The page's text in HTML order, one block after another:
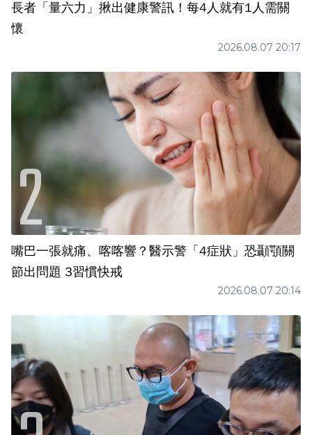
長者「量六力」揪出健康警訊！每4人就有1人需關
懷
2026.08.07 20:17
嘴巴一張就痛、喀喀響？醫示警「4症狀」恐顳顎關
節出問題 3習慣快戒
2026.08.07 20:14